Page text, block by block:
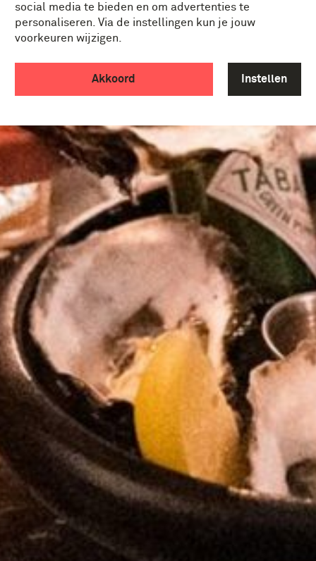
social media te bieden en om advertenties te
personaliseren. Via de instellingen kun je jouw
voorkeuren wijzigen.
Akkoord Instellen